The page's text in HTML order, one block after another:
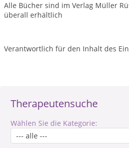
Therapeutensuche
Wählen Sie die Kategorie:
Alle Bücher sind im Verlag Müller
überall erhältlich
Verantwortlich für den Inhalt des